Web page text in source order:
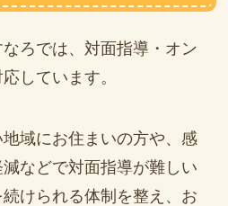
ろでは、対面指導・オン
しています。
域にお住まいの方や、感
などで対面指導が難しい
けられる体制を整え、お